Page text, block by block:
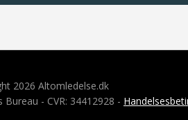
2026 Altomledelse.dk
- CVR: 34412928 -